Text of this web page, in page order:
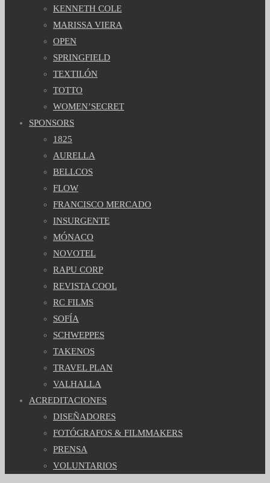
KENNETH COLE
MARISSA VIERA
OPEN
SPRINGFIELD
TEXTILÓN
TOTTO
WOMEN’SECRET
SPONSORS
1825
AURELLA
BELLCOS
FLOW
FRANCISCO MERCADO
INSURGENTE
MÓNACO
NOVOTEL
RAPU CORP
REVISTA COOL
RC FILMS
SOFÍA
SCHWEPPES
TAKENOS
TRAVEL PLAN
VALHALLA
ACREDITACIONES
DISEÑADORES
FOTÓGRAFOS & FILMMAKERS
PRENSA
VOLUNTARIOS